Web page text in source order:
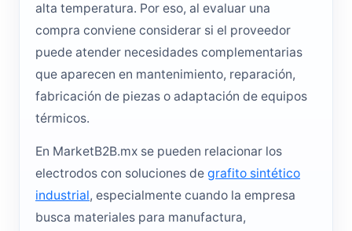
alta temperatura. Por eso, al evaluar una
compra conviene considerar si el proveedor
puede atender necesidades complementarias
que aparecen en mantenimiento, reparación,
fabricación de piezas o adaptación de equipos
térmicos.
En MarketB2B.mx se pueden relacionar los
electrodos con soluciones de grafito sintético
industrial, especialmente cuando la empresa
busca materiales para manufactura,